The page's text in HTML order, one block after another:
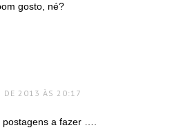
gosto, né?
DE 2013 ÀS 20:17
a fazer ….